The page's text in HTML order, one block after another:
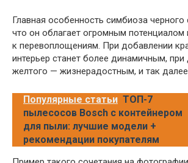
Главная особенность симбиоза
что он облагает огромным
к перевоплощениям. При добавлении
интерьер станет более динамичным, при
желтого — жизнерадостным, и так
Популярные статьи ТОП-7
пылесосов Bosch с контейнером
для пыли: лучшие модели +
рекомендации покупателям